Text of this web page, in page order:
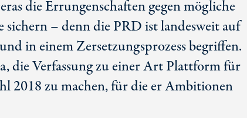
die Errungenschaften gegen mögliche
– denn die PRD ist landesweit auf
in einem Zersetzungsprozess begriffen.
die Verfassung zu einer Art Plattform für
2018 zu machen, für die er Ambitionen